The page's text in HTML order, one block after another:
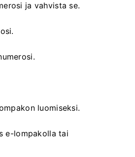
ja vahvista se.
luomiseksi.
e-lompakolla tai